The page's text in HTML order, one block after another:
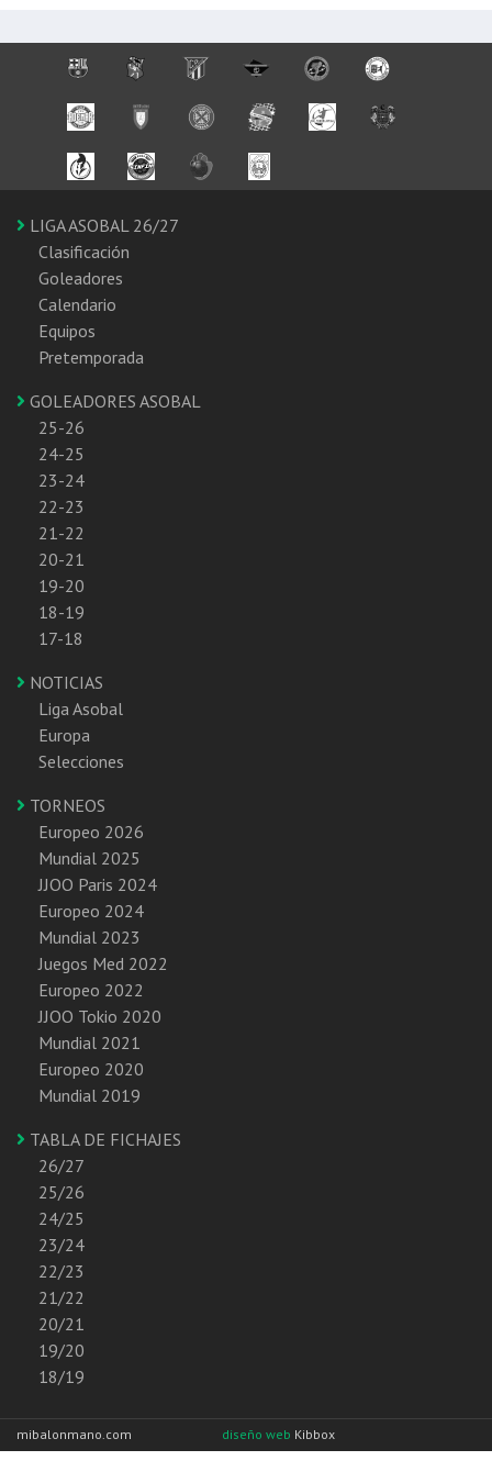
LIGA ASOBAL 26/27
Clasificación
Goleadores
Calendario
Equipos
Pretemporada
GOLEADORES ASOBAL
25-26
24-25
23-24
22-23
21-22
20-21
19-20
18-19
17-18
NOTICIAS
Liga Asobal
Europa
Selecciones
TORNEOS
Europeo 2026
Mundial 2025
JJOO Paris 2024
Europeo 2024
Mundial 2023
Juegos Med 2022
Europeo 2022
JJOO Tokio 2020
Mundial 2021
Europeo 2020
Mundial 2019
TABLA DE FICHAJES
26/27
25/26
24/25
23/24
22/23
21/22
20/21
19/20
18/19
mibalonmano.com diseño web Kibbox